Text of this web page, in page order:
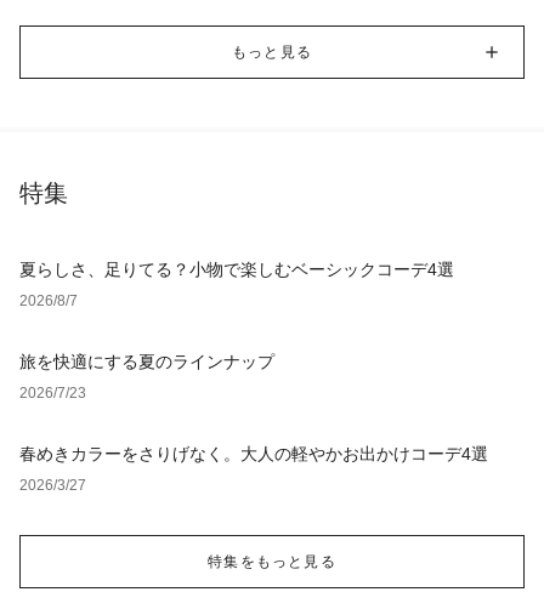
もっと見る
特集
夏らしさ、足りてる？小物で楽しむベーシックコーデ4選
2026/8/7
旅を快適にする夏のラインナップ
2026/7/23
春めきカラーをさりげなく。大人の軽やかお出かけコーデ4選
2026/3/27
特集をもっと見る